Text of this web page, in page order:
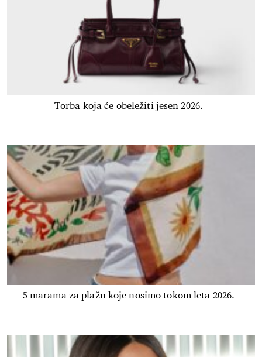
Torba koja će obeležiti jesen 2026.
5 marama za plažu koje nosimo tokom leta 2026.